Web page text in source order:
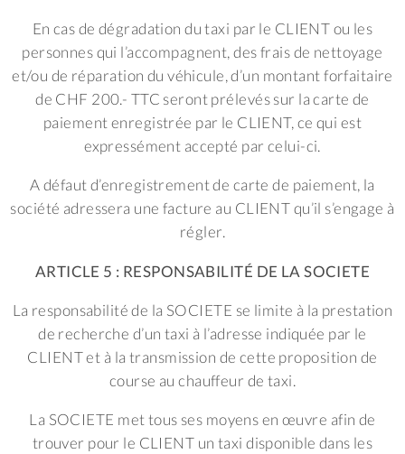
En cas de dégradation du taxi par le CLIENT ou les
personnes qui l’accompagnent, des frais de nettoyage
et/ou de réparation du véhicule, d’un montant forfaitaire
de CHF 200.- TTC seront prélevés sur la carte de
paiement enregistrée par le CLIENT, ce qui est
expressément accepté par celui-ci.
A défaut d’enregistrement de carte de paiement, la
société adressera une facture au CLIENT qu’il s’engage à
régler.
ARTICLE 5 : RESPONSABILITÉ DE LA SOCIETE
La responsabilité de la SOCIETE se limite à la prestation
de recherche d’un taxi à l’adresse indiquée par le
CLIENT et à la transmission de cette proposition de
course au chauffeur de taxi.
La SOCIETE met tous ses moyens en œuvre afin de
trouver pour le CLIENT un taxi disponible dans les